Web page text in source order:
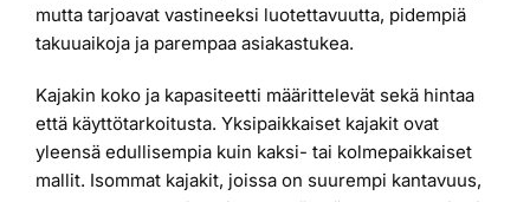
mutta tarjoavat vastineeksi luotettavuutta, pidempiä
takuuaikoja ja parempaa asiakastukea.
Kajakin koko ja kapasiteetti määrittelevät sekä hintaa
että käyttötarkoitusta. Yksipaikkaiset kajakit ovat
yleensä edullisempia kuin kaksi- tai kolmepaikkaiset
mallit. Isommat kajakit, joissa on suurempi kantavuus,